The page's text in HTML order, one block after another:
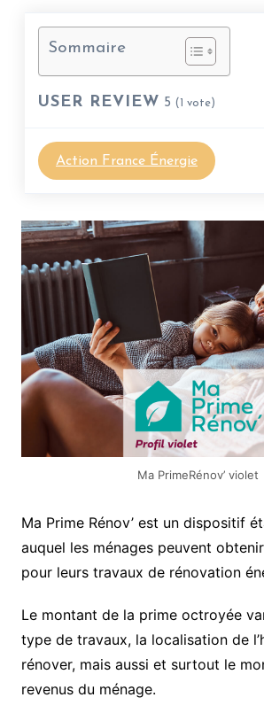
Sommaire
USER REVIEW 5 ( 1 vote)
Action France Énergie
Ma PrimeRénov’ violet
Ma Prime Rénov’ est un dispositif
auquel les ménages peuvent
pour leurs travaux de rénovation
Le montant de la prime octroyée
type de travaux, la localisation de
rénover, mais aussi et surtout le
revenus du ménage.